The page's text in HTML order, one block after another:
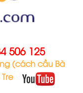
506 125
(cách cầu Bà